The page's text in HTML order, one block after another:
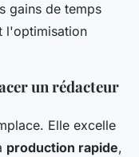
gains de temps
l'optimisation
un rédacteur
Elle excelle
production rapide,